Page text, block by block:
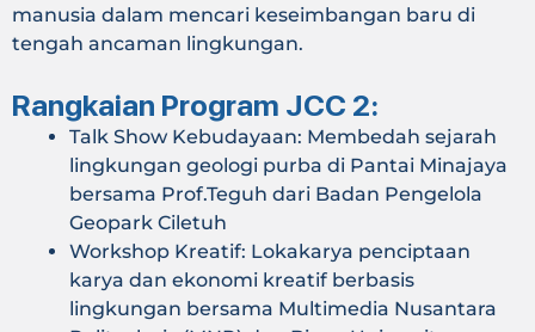
manusia dalam mencari keseimbangan baru di
tengah ancaman lingkungan.
Rangkaian Program JCC 2:
Talk Show Kebudayaan: Membedah sejarah
lingkungan geologi purba di Pantai Minajaya
bersama Prof.Teguh dari Badan Pengelola
Geopark Ciletuh
Workshop Kreatif: Lokakarya penciptaan
karya dan ekonomi kreatif berbasis
lingkungan bersama Multimedia Nusantara